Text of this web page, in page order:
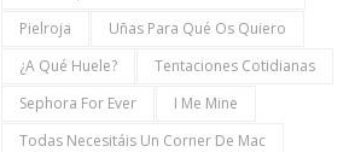
Pielroja
Uñas Para Qué Os Quiero
¿a Qué Huele?
Tentaciones Cotidianas
Sephora For Ever
I Me Mine
Todas Necesitáis Un Corner De Mac